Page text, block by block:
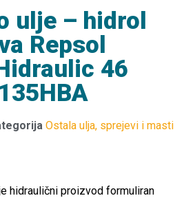
ulje – hidrol
Repsol
46
Ostala ulja, sprejevi i masti
hidraulični proizvod formuliran